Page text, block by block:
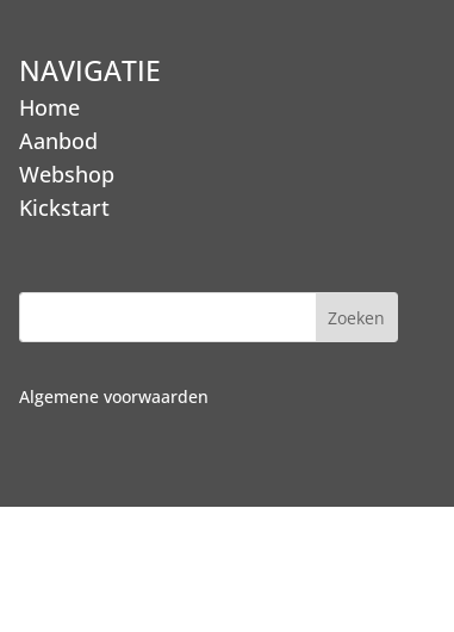
NAVIGATIE
Home
Aanbod
Webshop
Kickstart
Algemene voorwaarden